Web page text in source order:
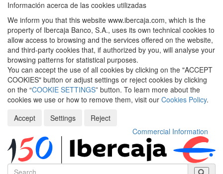
Información acerca de las cookies utilizadas
We inform you that this website www.ibercaja.com, which is the
property of Ibercaja Banco, S.A., uses its own technical cookies to
allow access to browsing and the services offered on the website,
and third-party cookies that, if authorized by you, will analyse your
browsing patterns for statistical purposes.
You can accept the use of all cookies by clicking on the "ACCEPT
COOKIES" button or adjust settings or reject cookies by clicking
on the “COOKIE SETTINGS” button. To learn more about the
cookies we use or how to remove them, visit our Cookies Policy.
Accept
Settings
Reject
Commercial Information